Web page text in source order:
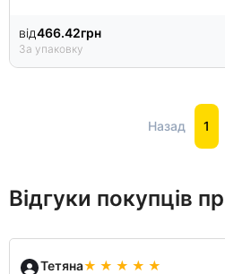
від466.42грн
За упаковку
Назад 1
Відгуки покупців
Тетяна